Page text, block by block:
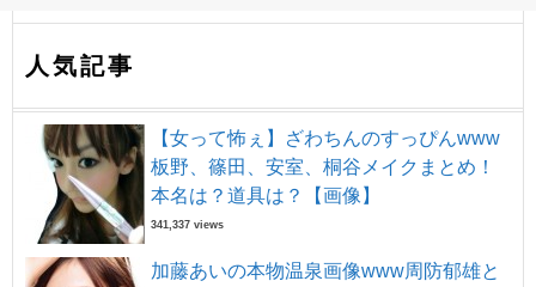
人気記事
【女って怖ぇ】ざわちんのすっぴんwww
板野、篠田、安室、桐谷メイクまとめ！
本名は？道具は？【画像】
341,337 views
加藤あいの本物温泉画像www周防郁雄と